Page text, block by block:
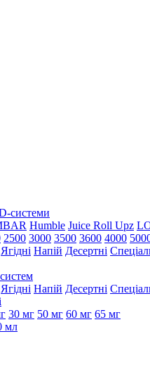
системи
Humble Juice Roll Upz
2500 3000 3500 3600 4000
Ягідні Напій Десертні
Ягідні Напій Десертні
30 мг 50 мг 60 мг 65 мг
мл